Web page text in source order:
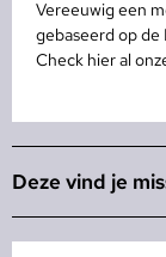
Vereeuwig een
gebaseerd op de
Check hier al
Deze vind je